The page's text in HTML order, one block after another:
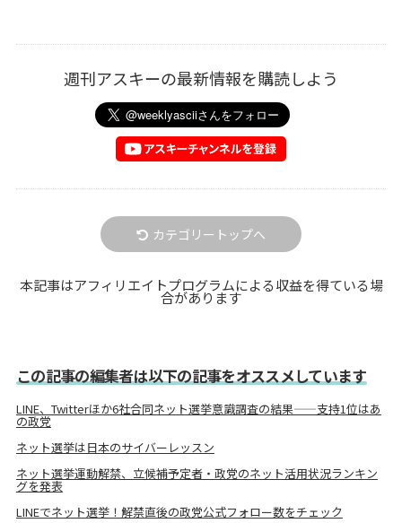
週刊アスキーの最新情報を購読しよう
カテゴリートップへ
本記事はアフィリエイトプログラムによる収益を得ている場
合があります
この記事の編集者は以下の記事をオススメしています
LINE、Twitterほか6社合同ネット選挙意識調査の結果——支持1位はあ
の政党
ネット選挙は日本のサイバーレッスン
ネット選挙運動解禁、立候補予定者・政党のネット活用状況ランキン
グを発表
LINEでネット選挙！解禁直後の政党公式フォロー数をチェック